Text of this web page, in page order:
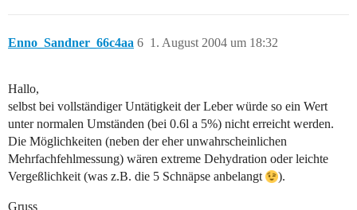
Enno_Sandner_66c4aa 1. August 2004 um 18:32
6
Hallo,
selbst bei vollständiger Untätigkeit der Leber würde so ein Wert
unter normalen Umständen (bei 0.6l a 5%) nicht erreicht werden.
Die Möglichkeiten (neben der eher unwahrscheinlichen
Mehrfachfehlmessung) wären extreme Dehydration oder leichte
Vergeßlichkeit (was z.B. die 5 Schnäpse anbelangt
).
Gruss